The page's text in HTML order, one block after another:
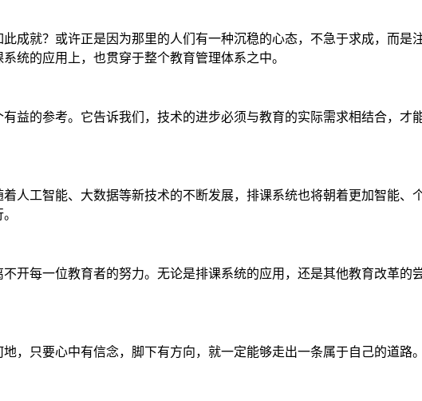
成就？或许正是因为那里的人们有一种沉稳的心态，不急于求成，而
统的应用上，也贯穿于整个教育管理体系之中。
益的参考。它告诉我们，技术的进步必须与教育的实际需求相结合，
人工智能、大数据等新技术的不断发展，排课系统也将朝着更加智能、
开每一位教育者的努力。无论是排课系统的应用，还是其他教育改革的
，只要心中有信念，脚下有方向，就一定能够走出一条属于自己的道